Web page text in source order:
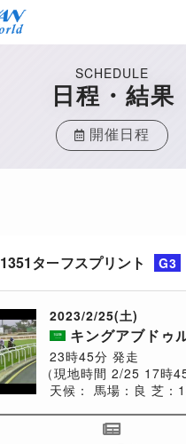
SCHEDULE
日程・結果
開催日程
1351ターフスプリント G3
2023/2/25(土)
キングアブドゥ
23時45分 発走
（現地時間 2/25 17時45
天候： 馬場：良 芝：